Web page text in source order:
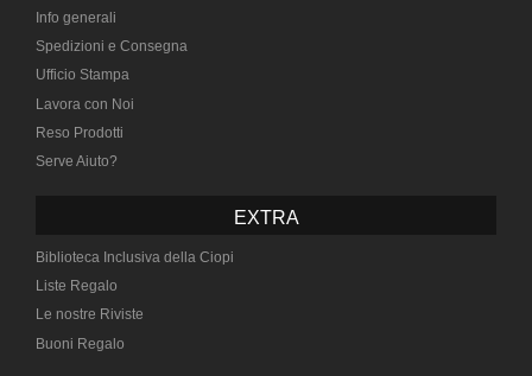
Info generali
Spedizioni e Consegna
Ufficio Stampa
Lavora con Noi
Reso Prodotti
Serve Aiuto?
EXTRA
Biblioteca Inclusiva della Ciopi
Liste Regalo
Le nostre Riviste
Buoni Regalo